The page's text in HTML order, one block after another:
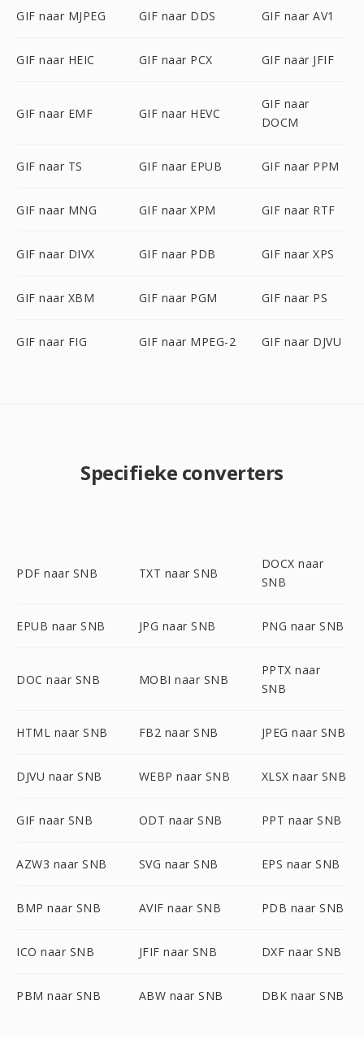
GIF naar MJPEG GIF naar DDS GIF naar AV1
GIF naar HEIC GIF naar PCX GIF naar JFIF
GIF naar EMF GIF naar HEVC
GIF naar
DOCM
GIF naar TS GIF naar EPUB GIF naar PPM
GIF naar MNG GIF naar XPM GIF naar RTF
GIF naar DIVX GIF naar PDB GIF naar XPS
GIF naar XBM GIF naar PGM GIF naar PS
GIF naar FIG GIF naar MPEG-2 GIF naar DJVU
Specifieke converters
PDF naar SNB TXT naar SNB
DOCX naar
SNB
EPUB naar SNB JPG naar SNB PNG naar SNB
DOC naar SNB MOBI naar SNB
PPTX naar
SNB
HTML naar SNB FB2 naar SNB JPEG naar SNB
DJVU naar SNB WEBP naar SNB XLSX naar SNB
GIF naar SNB ODT naar SNB PPT naar SNB
AZW3 naar SNB SVG naar SNB EPS naar SNB
BMP naar SNB AVIF naar SNB PDB naar SNB
ICO naar SNB JFIF naar SNB DXF naar SNB
PBM naar SNB ABW naar SNB DBK naar SNB